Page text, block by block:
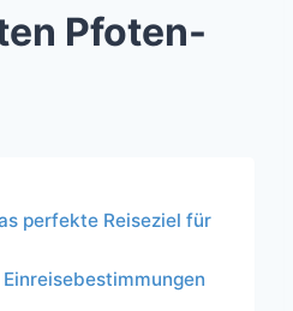
Pfoten-
perfekte Reiseziel für